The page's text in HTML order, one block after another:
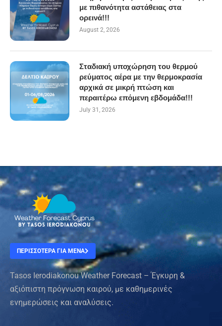
με πιθανότητα αστάθειας στα
ορεινά!!!
August 2, 2026
Σταδιακή υποχώρηση του θερμού
ρεύματος αέρα με την θερμοκρασία
αρχικά σε μικρή πτώση και
περαιτέρω επόμενη εβδομάδα!!!
July 31, 2026
ΠΕΡΙΣΣΟΤΕΡΑ ΓΙΑ ΜΕΝΑ
Tasos Ierodiakonou Weather Forecast – Έγκυρη &
αξιόπιστη πρόγνωση καιρού, με καθημερινές
ενημερώσεις και αναλύσεις.